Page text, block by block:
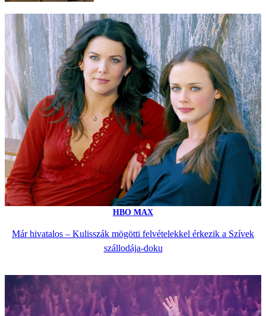
HBO MAX
Már hivatalos – Kulisszák mögötti felvételekkel érkezik a Szívek
szállodája-doku